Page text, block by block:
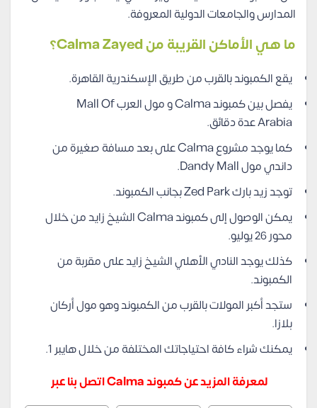
المدارس والجامعات الدولية المعروفة.
ما هي الأماكن القريبة من Calma Zayed؟
يقع الكمبوند بالقرب من طريق الإسكندرية القاهرة.
يفصل بين كمبوند Calma و مول العرب Mall Of
Arabia عدة دقائق.
كما يوجد مشروع Calma على بعد مسافة صغيرة من
داندي مول Dandy Mall.
توجد زيد بارك Zed Park بجانب الكمبوند.
يمكن الوصول إلى كمبوند Calma الشيخ زايد من خلال
محور 26 يوليو.
كذلك يوجد النادي الأهلي الشيخ زايد على مقربة من
الكمبوند.
ستجد أكبر المولات بالقرب من الكمبوند وهو مول أركان
بلازا.
يمكنك شراء كافة احتياجاتك المختلفة من خلال هايبر 1.
لمعرفة المزيد عن كمبوند Calma اتصل بنا عبر